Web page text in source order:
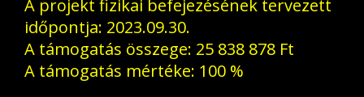
A projekt fizikai befejezésének tervezett
időpontja: 2023.09.30.
A támogatás összege: 25 838 878 Ft
A támogatás mértéke: 100 %